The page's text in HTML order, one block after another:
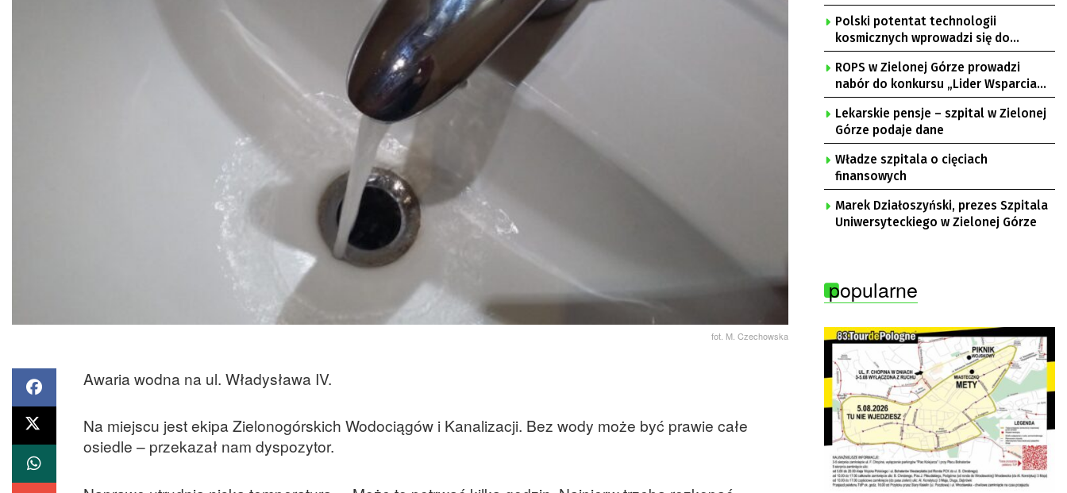
fot. M. Czechowska
Awaria wodna na ul. Władysława IV.
Na miejscu jest ekipa Zielonogórskich Wodociągów i Kanalizacji. Bez wody może być prawie całe
osiedle – przekazał nam dyspozytor.
Polski potentat technologii
kosmicznych wprowadzi się do
Zielonej Góry
ROPS w Zielonej Górze prowadzi
nabór do konkursu „Lider Wsparcia
Seniora”
Lekarskie pensje – szpital w Zielonej
Górze podaje dane
Władze szpitala o cięciach
finansowych
Marek Działoszyński, prezes Szpitala
Uniwersyteckiego w Zielonej Górze
popularne